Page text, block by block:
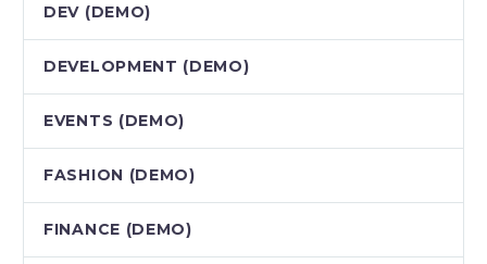
DEV (DEMO)
DEVELOPMENT (DEMO)
EVENTS (DEMO)
FASHION (DEMO)
FINANCE (DEMO)